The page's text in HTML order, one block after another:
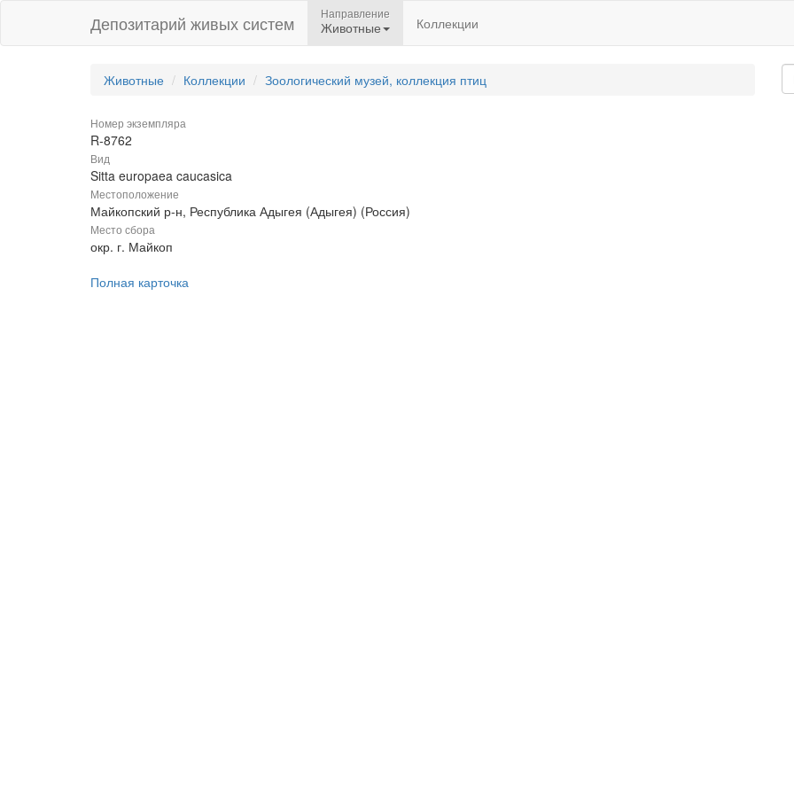
Депозитарий живых систем Направление
Животные Коллекции
Животные Коллекции Зоологический музей, коллекция птиц
Номер экземпляра
R-8762
Вид
Sitta europaea caucasica
Местоположение
Майкопский р-н, Республика Адыгея (Адыгея) (Россия)
Место сбора
окр. г. Майкоп
Полная карточка